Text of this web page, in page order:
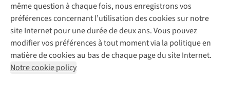
même question à chaque fois, nous enregistrons vos
préférences concernant l’utilisation des cookies sur notre
site Internet pour une durée de deux ans. Vous pouvez
modifier vos préférences à tout moment via la politique en
matière de cookies au bas de chaque page du site Internet.
Notre cookie policy
Mentions légales
Politique de confidentialité
Conditions générales
Cookie Policy